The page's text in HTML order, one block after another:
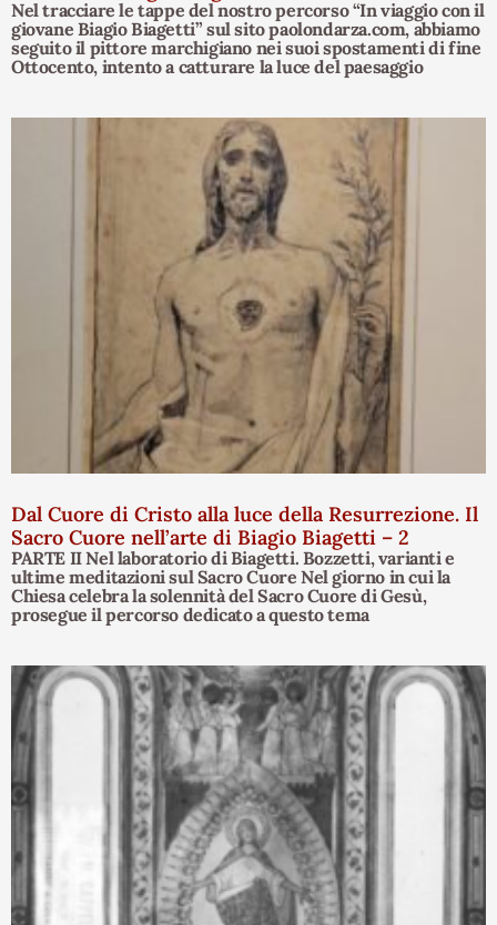
Nel tracciare le tappe del nostro percorso “In viaggio con il
giovane Biagio Biagetti” sul sito paolondarza.com, abbiamo
seguito il pittore marchigiano nei suoi spostamenti di fine
Ottocento, intento a catturare la luce del paesaggio
Dal Cuore di Cristo alla luce della Resurrezione. Il
Sacro Cuore nell’arte di Biagio Biagetti – 2
PARTE II Nel laboratorio di Biagetti. Bozzetti, varianti e
ultime meditazioni sul Sacro Cuore Nel giorno in cui la
Chiesa celebra la solennità del Sacro Cuore di Gesù,
prosegue il percorso dedicato a questo tema